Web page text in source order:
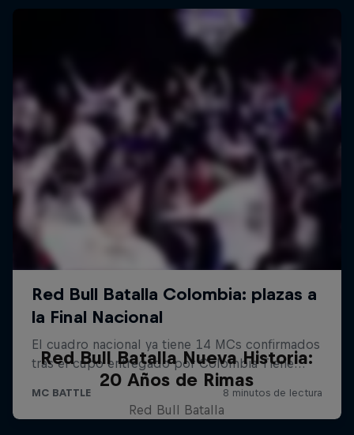
Red Bull Batalla Nueva Historia:
20 Años de Rimas
Red Bull Batalla